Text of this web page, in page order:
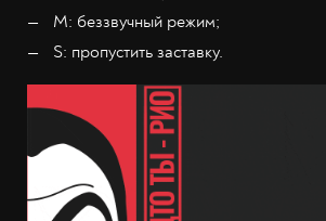
М: беззвучный режим;
S: пропустить заставку.